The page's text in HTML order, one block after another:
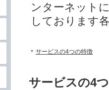
ンターネット
しております
サービスの4つの特徴
サービスの4